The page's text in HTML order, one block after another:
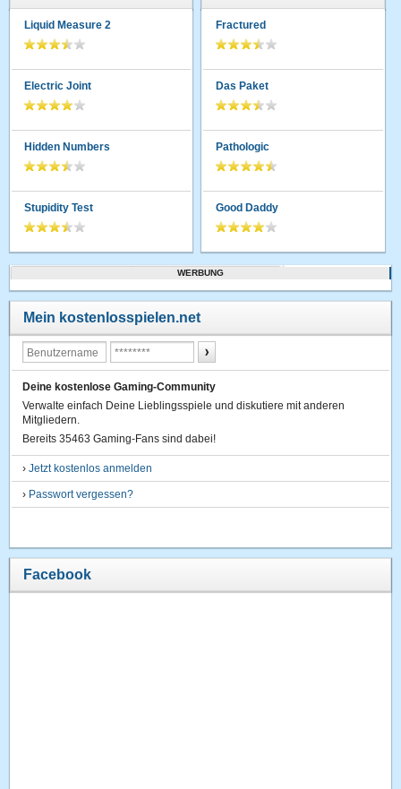
Liquid Measure 2
Electric Joint
Hidden Numbers
Stupidity Test
Fractured
Das Paket
Pathologic
Good Daddy
WERBUNG
Mein kostenlosspielen.net
Deine kostenlose Gaming-Community
Verwalte einfach Deine Lieblingsspiele und diskutiere mit anderen
Mitgliedern.
Bereits 35463 Gaming-Fans sind dabei!
›Jetzt kostenlos anmelden
› Passwort vergessen?
Facebook